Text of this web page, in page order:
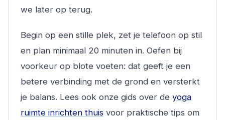
we later op terug.
Begin op een stille plek, zet je telefoon op stil
en plan minimaal 20 minuten in. Oefen bij
voorkeur op blote voeten: dat geeft je een
betere verbinding met de grond en versterkt
je balans. Lees ook onze gids over de yoga
ruimte inrichten thuis voor praktische tips om